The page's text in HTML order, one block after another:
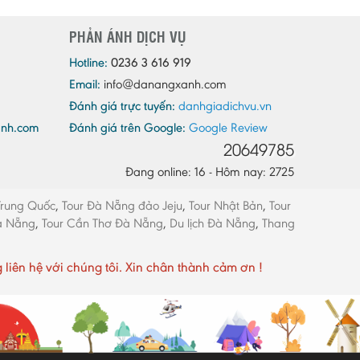
Quảng Trị
Sóc Trăng
Sơn La
Tây Ninh
Thái Bình
Thanh Hóa
Trà Vinh
Vĩnh Long
Vĩnh Phúc
PHẢN ÁNH DỊCH VỤ
Hotline: 0236 3 616 919
Email: info@danangxanh.com
Đánh giá trực tuyến: danhgiadichvu.vn
Đánh giá trên Google: Google Review
20649785
Đang online: 16 - Hôm nay: 2725
Quốc, Tour Đà Nẵng đảo Jeju, Tour Nhật Bản, Tour
Nẵng, Tour Cần Thơ Đà Nẵng, Du lịch Đà Nẵng, Thang
hệ với chúng tôi. Xin chân thành cảm ơn !